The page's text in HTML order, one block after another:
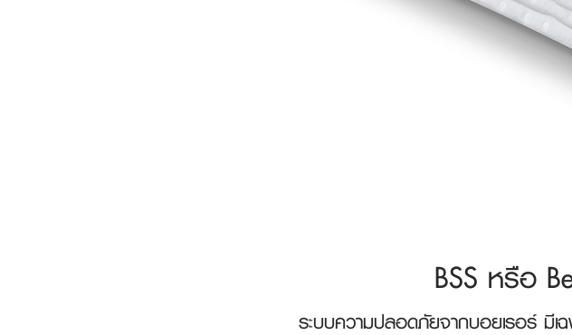
BSS หรือ
ระบบความปลอดภัยจากบอยเรอร์ มี